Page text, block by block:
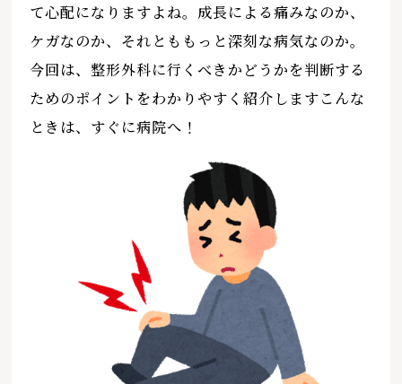
て心配になりますよね。成長による痛みなのか、
ケガなのか、それとももっと深刻な病気なのか。
今回は、整形外科に行くべきかどうかを判断する
ためのポイントをわかりやすく紹介しますこんな
ときは、すぐに病院へ！